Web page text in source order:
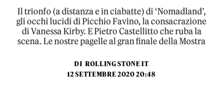
Il trionfo (a distanza e in ciabatte) di ‘Nomadland’,
gli occhi lucidi di Picchio Favino, la consacrazione
di Vanessa Kirby. E Pietro Castellitto che ruba la
scena. Le nostre pagelle al gran finale della Mostra
DI ROLLING STONE IT
12 SETTEMBRE 2020 20:48